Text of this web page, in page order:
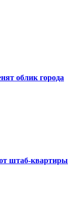
облик города
штаб-квартиры